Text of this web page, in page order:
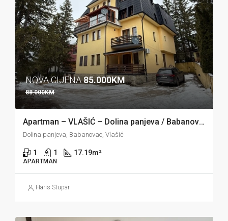
NOVA CIJENA85.000KM
88.000KM
Apartman – VLAŠIĆ – Dolina panjeva / Babanovac
Dolina panjeva, Babanovac, Vlašić
1 1 17.19m²
APARTMAN
Haris Stupar